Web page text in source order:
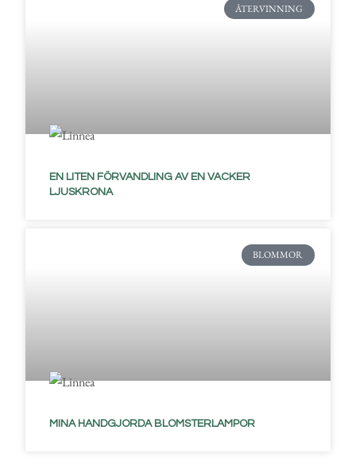
ÅTERVINNING
EN LITEN FÖRVANDLING AV EN VACKER
LJUSKRONA
BLOMMOR
MINA HANDGJORDA BLOMSTERLAMPOR